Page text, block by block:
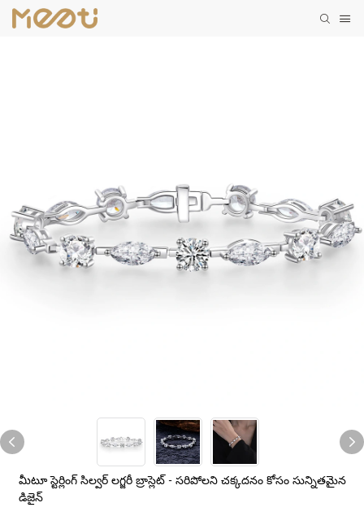
మీటూ స్టెర్లింగ్ సిల్వర్ లగ్జరీ బ్రాస్లెట్ - సరిపోలని చక్కదనం కోసం సున్నితమైన
డిజైన్